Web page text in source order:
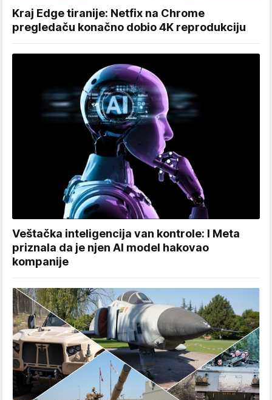
Kraj Edge tiranije: Netfix na Chrome
pregledaču konačno dobio 4K reprodukciju
Veštačka inteligencija van kontrole: I Meta
priznala da je njen AI model hakovao
kompanije